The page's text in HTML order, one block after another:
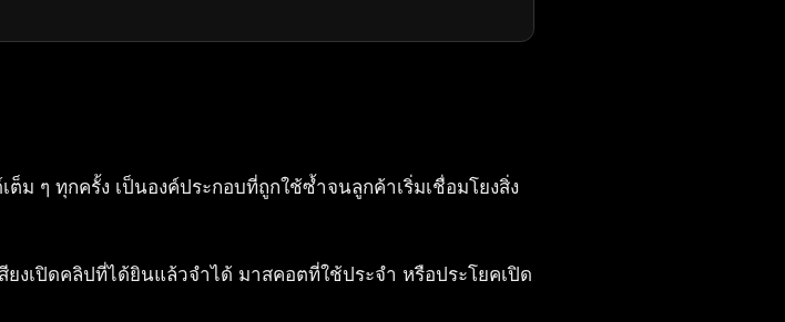
ม ๆ ทุกครั้ง เป็นองค์ประกอบที่ถูกใช้ซ้ำจนลูกค้าเริ่มเชื่อมโยงสิ่ง
งเปิดคลิปที่ได้ยินแล้วจำได้ มาสคอตที่ใช้ประจำ หรือประโยคเปิด